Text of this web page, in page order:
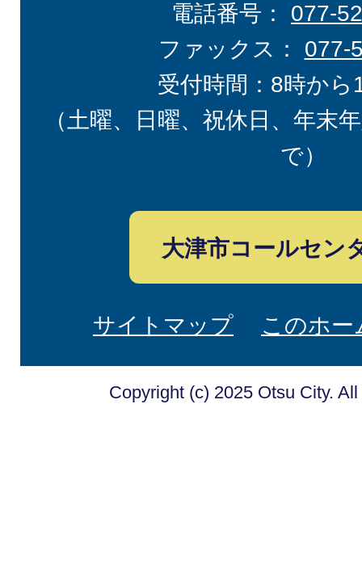
電話番号： 077-
ファックス： 077-
受付時間：8時から
（土曜、日曜、祝休日、年末
で）
大津市コールセン
サイトマップ このホ
Copyright (c) 2025 Otsu City.